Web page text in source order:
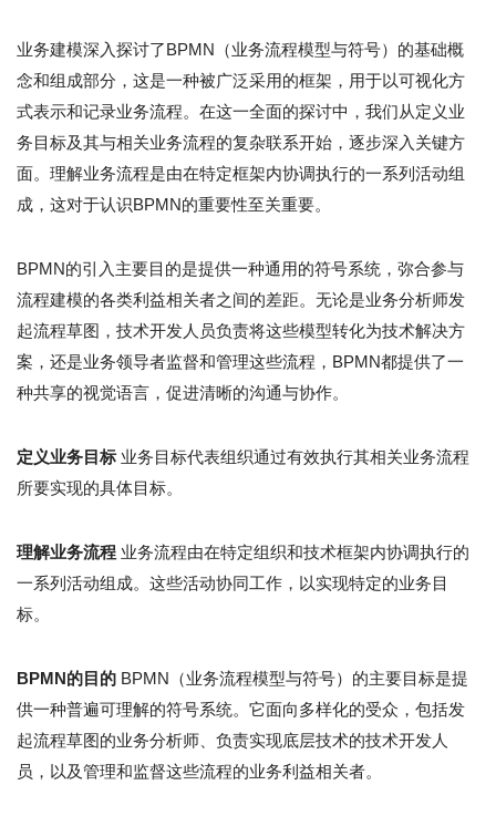
业务建模深入探讨了BPMN（业务流程模型与符号）的基础概
念和组成部分，这是一种被广泛采用的框架，用于以可视化方
式表示和记录业务流程。在这一全面的探讨中，我们从定义业
务目标及其与相关业务流程的复杂联系开始，逐步深入关键方
面。理解业务流程是由在特定框架内协调执行的一系列活动组
成，这对于认识BPMN的重要性至关重要。
BPMN的引入主要目的是提供一种通用的符号系统，弥合参与
流程建模的各类利益相关者之间的差距。无论是业务分析师发
起流程草图，技术开发人员负责将这些模型转化为技术解决方
案，还是业务领导者监督和管理这些流程，BPMN都提供了一
种共享的视觉语言，促进清晰的沟通与协作。
定义业务目标 业务目标代表组织通过有效执行其相关业务流程
所要实现的具体目标。
理解业务流程 业务流程由在特定组织和技术框架内协调执行的
一系列活动组成。这些活动协同工作，以实现特定的业务目
标。
BPMN的目的 BPMN（业务流程模型与符号）的主要目标是提
供一种普遍可理解的符号系统。它面向多样化的受众，包括发
起流程草图的业务分析师、负责实现底层技术的技术开发人
员，以及管理和监督这些流程的业务利益相关者。